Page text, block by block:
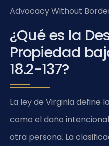
Advocacy Without
¿Qué es la
Propiedad
18.2-137?
La ley de Virginia define
como el daño
otra persona. La